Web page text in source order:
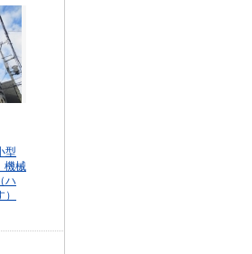
型
機械
ハ